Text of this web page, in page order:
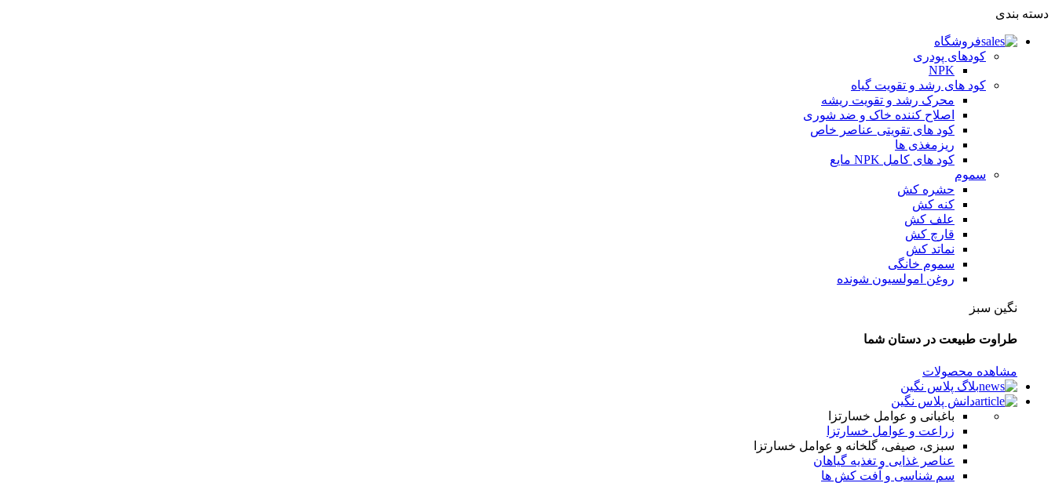
دسته بندی
فروشگاه
کودهای پودری
NPK
کود های رشد و تقویت گیاه
محرک رشد و تقویت ریشه
اصلاح کننده خاک و ضد شوری
کود های تقویتی عناصر خاص
ریزمغذی ها
کود های کامل NPK مایع
سموم
حشره کش
کنه کش
علف کش
قارچ کش
نماتد کش
سموم خانگی
روغن امولسیون شونده
نگین سبز
طراوت طبیعت در دستان شما
مشاهده محصولات
بلاگ پلاس نگین
دانش پلاس نگین
باغبانی و عوامل خسارتزا
زراعت و عوامل خسارتزا
سبزی، صیفی، گلخانه و عوامل خسارتزا
عناصر غذایی و تغذیه گیاهان
سم شناسی و آفت کش ها